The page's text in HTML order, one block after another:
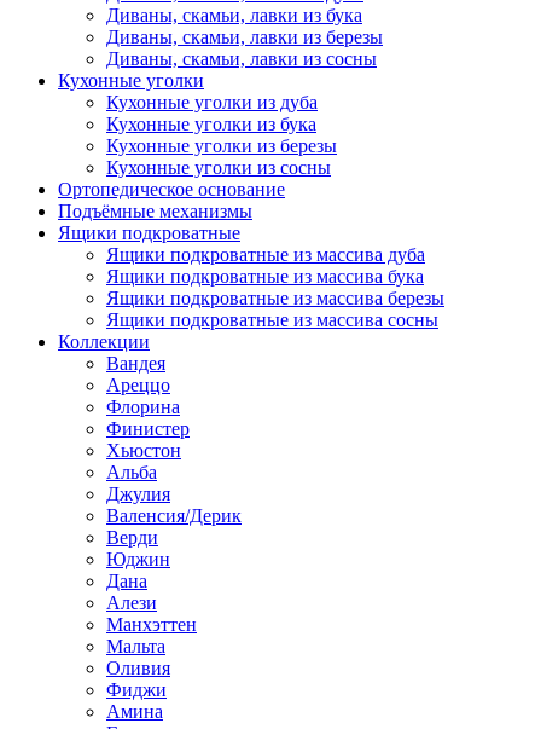
Диваны, скамьи, лавки из бука
Диваны, скамьи, лавки из березы
Диваны, скамьи, лавки из сосны
Кухонные уголки
Кухонные уголки из дуба
Кухонные уголки из бука
Кухонные уголки из березы
Кухонные уголки из сосны
Ортопедическое основание
Подъёмные механизмы
Ящики подкроватные
Ящики подкроватные из массива дуба
Ящики подкроватные из массива бука
Ящики подкроватные из массива березы
Ящики подкроватные из массива сосны
Коллекции
Вандея
Ареццо
Флорина
Финистер
Хьюстон
Альба
Джулия
Валенсия/Дерик
Верди
Юджин
Дана
Алези
Манхэттен
Мальта
Оливия
Фиджи
Амина